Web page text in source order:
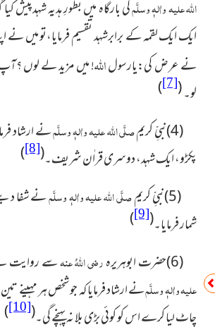
اللہ علیہ واٰلہٖ وسلَّمکی بارگاہ میں بطورِ ہدیہ شہدپیش
ایک ایک لقمہ کے برابرشہد تقسیم فرمایا،تو میں نے
نے عرض کی:یارسولاللہ! میں مزید لے لوں
لو۔(
[7]
)
(4)نبیِّ کریم
صلَّی اللہ علیہ واٰلہٖ وسلَّمنے ارشاد
پکڑو، ایک شہد، دوسری قراٰن شریف۔(
[8]
)
(5)نبیِّ کریم
صلَّی اللہ علیہ واٰلہٖ وسلَّمنے شفا
شمار فرمایا۔(
[9]
)
(6)حضرت ابوہریرہ
رضی اللہُ عنہسے روایت
علیہ واٰلہٖ وسلَّمنے ارشاد فرمایا کہ جو شخص ہر
چاٹ لیا کرے اس کو کوئی بڑی بلا نہ پہنچے گی۔(
[10]
)